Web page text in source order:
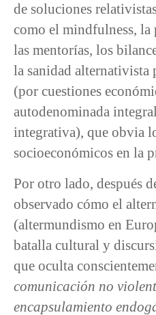
de soluciones
como el mindfulness,
las mentorías, los
la sanidad
(por cuestiones
autodenominada
integrativa), que obvia
socioeconómicos en la
Por otro lado, después
observado cómo el
(altermundismo en
batalla cultural y
que oculta
comunicación no
encapsulamiento